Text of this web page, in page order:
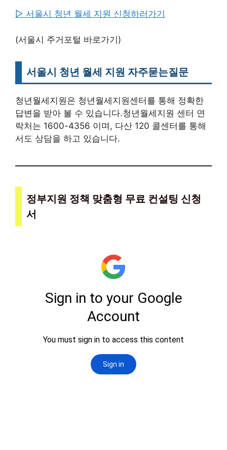
▷ 서울시 청년 월세 지원 신청하러가기
(서울시 주거포털 바로가기)
서울시 청년 월세 지원 자주묻는질문
청년월세지원은 청년월세지원센터를 통해 정확한
답변을 받아 볼 수 있습니다.청년월세지원 센터 연
락처는 1600-4356 이며, 다산 120 콜센터를 통해
서도 상담을 하고 있습니다.
정부지원 정책 맞춤형 무료 컨설팅 신청
서